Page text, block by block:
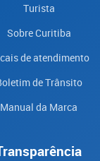
Turista
Sobre Curitiba
de atendimento
de Trânsito
Manual da Marca